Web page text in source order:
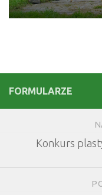
FORMULARZE
Konkurs